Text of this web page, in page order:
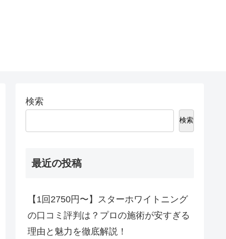
検索
検索
最近の投稿
【1回2750円〜】スターホワイトニング
の口コミ評判は？プロの施術が安すぎる
理由と魅力を徹底解説！